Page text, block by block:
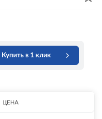
Купить в 1 клик
ЦЕНА